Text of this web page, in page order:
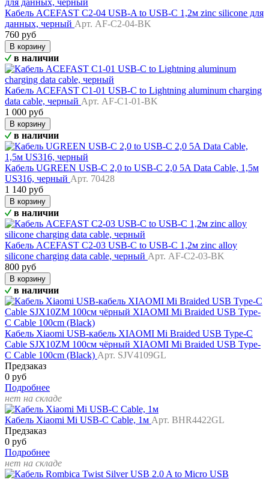
Кабель ACEFAST C2-04 USB-A to USB-C 1,2м zinc silicone для
данных, черный Арт. AF-C2-04-BK
760 руб
В корзину
в наличии
Кабель ACEFAST C1-01 USB-C to Lightning aluminum charging
data cable, черный Арт. AF-C1-01-BK
1 000 руб
В корзину
в наличии
Кабель UGREEN USB-C 2,0 to USB-C 2,0 5A Data Cable, 1,5м
US316, черный Арт. 70428
1 140 руб
В корзину
в наличии
Кабель ACEFAST C2-03 USB-C to USB-C 1,2м zinc alloy
silicone charging data cable, черный Арт. AF-C2-03-BK
800 руб
В корзину
в наличии
Кабель Xiaomi USB-кабель XIAOMI Mi Braided USB Type-C
Cable SJX10ZM 100см чёрный XIAOMI Mi Braided USB Type-
C Cable 100cm (Black) Арт. SJV4109GL
Предзаказ
0 руб
Подробнее
нет на складе
Кабель Xiaomi Mi USB-C Cable, 1м Арт. BHR4422GL
Предзаказ
0 руб
Подробнее
нет на складе